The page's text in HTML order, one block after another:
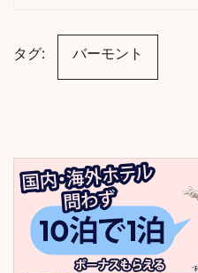
タグ: バーモント